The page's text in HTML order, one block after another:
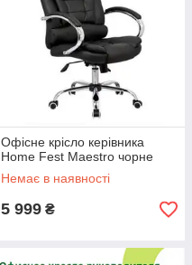
Офісне крісло керівника
Home Fest Maestro чорне
Немає в наявності
5 999 ₴